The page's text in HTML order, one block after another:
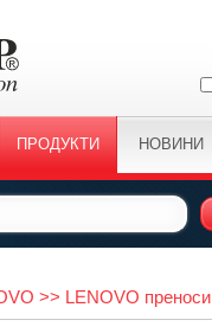
ПРОДУКТИ НОВИНИ
>> LENOVO